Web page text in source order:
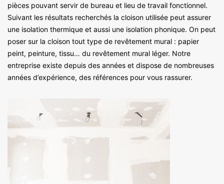
pièces pouvant servir de bureau et lieu de travail fonctionnel.
Suivant les résultats recherchés la cloison utilisée peut assurer
une isolation thermique et aussi une isolation phonique. On peut
poser sur la cloison tout type de revêtement mural : papier
peint, peinture, tissu… du revêtement mural léger. Notre
entreprise existe depuis des années et dispose de nombreuses
années d’expérience, des références pour vous rassurer.